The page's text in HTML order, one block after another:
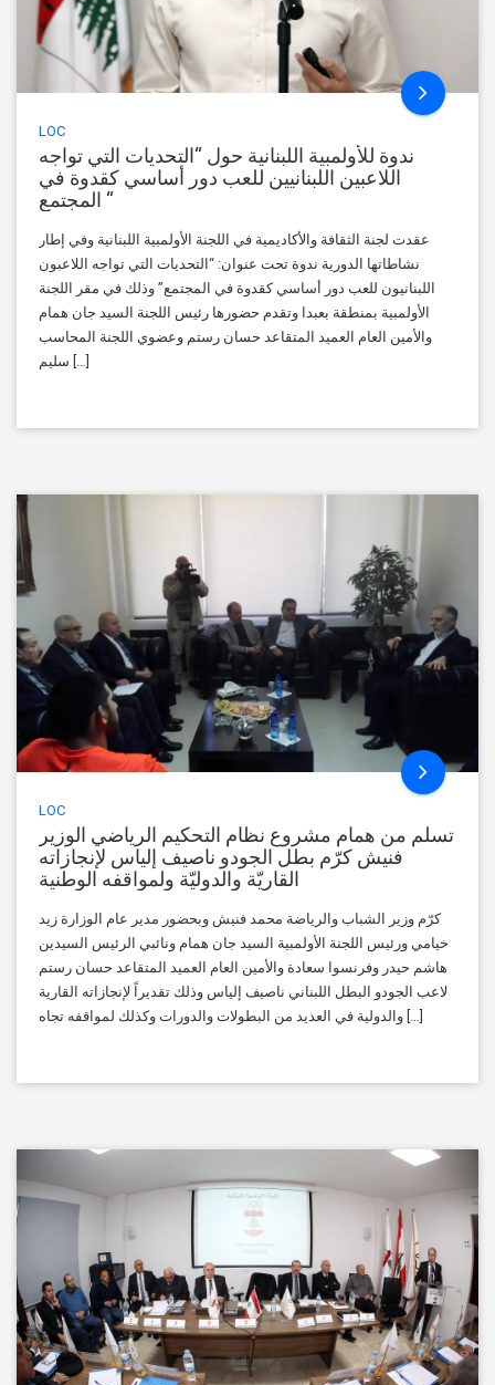
LOC
ندوة للأولمبية اللبنانية حول “التحديات التي تواجه
اللاعبين اللبنانيين للعب دور أساسي كقدوة في
المجتمع “
عقدت لجنة الثقافة والأكاديمية في اللجنة الأولمبية اللبنانية وفي إطار
نشاطاتها الدورية ندوة تحت عنوان: “التحديات التي تواجه اللاعبون
اللبنانيون للعب دور أساسي كقدوة في المجتمع” وذلك في مقر اللجنة
الأولمبية بمنطقة بعبدا وتقدم حضورها رئيس اللجنة السيد جان همام
والأمين العام العميد المتقاعد حسان رستم وعضوي اللجنة المحاسب
سليم […]
LOC
تسلم من همام مشروع نظام التحكيم الرياضي الوزير
فنيش كرّم بطل الجودو ناصيف إلياس لإنجازاته
القاريّة والدوليّة ولمواقفه الوطنية
كرّم وزير الشباب والرياضة محمد فنيش وبحضور مدير عام الوزارة زيد
خيامي ورئيس اللجنة الأولمبية السيد جان همام ونائبي الرئيس السيدين
هاشم حيدر وفرنسوا سعادة والأمين العام العميد المتقاعد حسان رستم
لاعب الجودو البطل اللبناني ناصيف إلياس وذلك تقديراً لإنجازاته القارية
والدولية في العديد من البطولات والدورات وكذلك لمواقفه تجاه […]